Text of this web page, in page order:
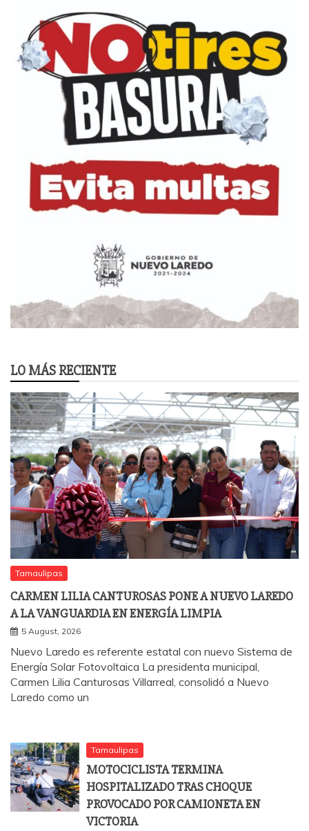
LO MÁS RECIENTE
Tamaulipas
CARMEN LILIA CANTUROSAS PONE A NUEVO LAREDO
A LA VANGUARDIA EN ENERGÍA LIMPIA
5 August, 2026
Nuevo Laredo es referente estatal con nuevo Sistema de
Energía Solar Fotovoltaica La presidenta municipal,
Carmen Lilia Canturosas Villarreal, consolidó a Nuevo
Laredo como un
Tamaulipas
MOTOCICLISTA TERMINA
HOSPITALIZADO TRAS CHOQUE
PROVOCADO POR CAMIONETA EN
VICTORIA